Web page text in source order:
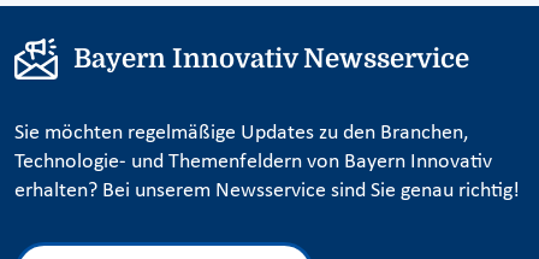
Bayern Innovativ Newsservice
Sie möchten regelmäßige Updates zu den Branchen,
Technologie- und Themenfeldern von Bayern Innovativ
erhalten? Bei unserem Newsservice sind Sie genau richtig!